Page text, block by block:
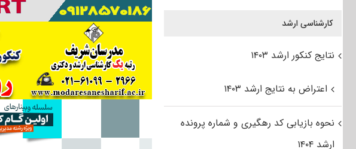
کارشناسی ارشد
نتایج کنکور ارشد ۱۴۰۳
اعتراض به نتایج ارشد ۱۴۰۳
نحوه بازیابی کد رهگیری و شماره پرونده
ارشد ۱۴۰۴